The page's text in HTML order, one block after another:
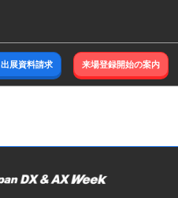
出展資料請求 来場登録開始の案内